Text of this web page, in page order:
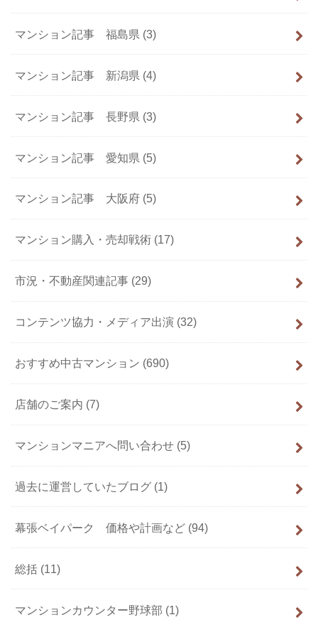
マンション記事 福島県 (3)
マンション記事 新潟県 (4)
マンション記事 長野県 (3)
マンション記事 愛知県 (5)
マンション記事 大阪府 (5)
マンション購入・売却戦術 (17)
市況・不動産関連記事 (29)
コンテンツ協力・メディア出演 (32)
おすすめ中古マンション (690)
店舗のご案内 (7)
マンションマニアへ問い合わせ (5)
過去に運営していたブログ (1)
幕張ベイパーク 価格や計画など (94)
総括 (11)
マンションカウンター野球部 (1)